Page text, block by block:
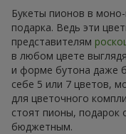
Букеты пионов в
подарка. Ведь эти
представителям
в любом цвете
и форме бутона даже
себе 5 или 7 цветов,
для цветочного
стоят пионы, подарок
бюджетным.